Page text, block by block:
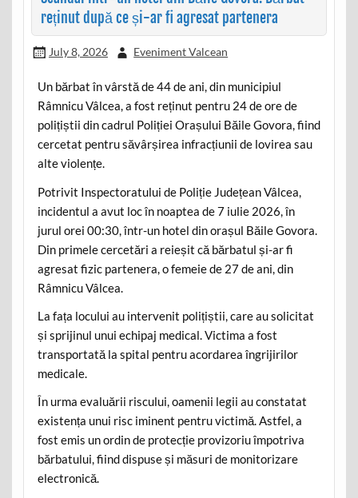
reținut după ce și-ar fi agresat partenera
July 8, 2026 Eveniment Valcean
Un bărbat în vârstă de 44 de ani, din municipiul
Râmnicu Vâlcea, a fost reținut pentru 24 de ore de
polițiștii din cadrul Poliției Orașului Băile Govora, fiind
cercetat pentru săvârșirea infracțiunii de lovirea sau
alte violențe.
Potrivit Inspectoratului de Poliție Județean Vâlcea,
incidentul a avut loc în noaptea de 7 iulie 2026, în
jurul orei 00:30, într-un hotel din orașul Băile Govora.
Din primele cercetări a reieșit că bărbatul și-ar fi
agresat fizic partenera, o femeie de 27 de ani, din
Râmnicu Vâlcea.
La fața locului au intervenit polițiștii, care au solicitat
și sprijinul unui echipaj medical. Victima a fost
transportată la spital pentru acordarea îngrijirilor
medicale.
În urma evaluării riscului, oamenii legii au constatat
existența unui risc iminent pentru victimă. Astfel, a
fost emis un ordin de protecție provizoriu împotriva
bărbatului, fiind dispuse și măsuri de monitorizare
electronică.